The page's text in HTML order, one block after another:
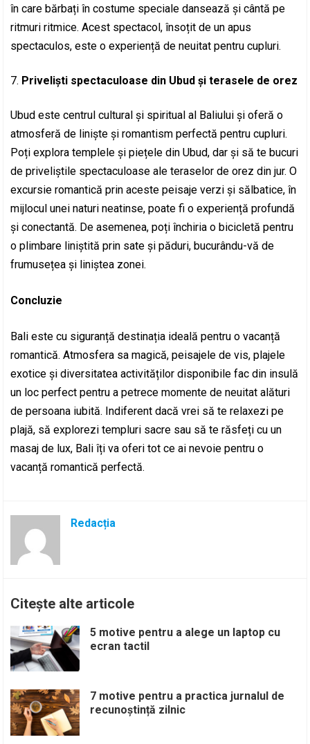
în care bărbați în costume speciale dansează și cântă pe
ritmuri ritmice. Acest spectacol, însoțit de un apus
spectaculos, este o experiență de neuitat pentru cupluri.
Priveliști spectaculoase din Ubud și terasele de orez
Ubud este centrul cultural și spiritual al Baliului și oferă o
atmosferă de liniște și romantism perfectă pentru cupluri.
Poți explora templele și piețele din Ubud, dar și să te bucuri
de priveliștile spectaculoase ale teraselor de orez din jur. O
excursie romantică prin aceste peisaje verzi și sălbatice, în
mijlocul unei naturi neatinse, poate fi o experiență profundă
și conectantă. De asemenea, poți închiria o bicicletă pentru
o plimbare liniștită prin sate și păduri, bucurându-vă de
frumusețea și liniștea zonei.
Concluzie
Bali este cu siguranță destinația ideală pentru o vacanță
romantică. Atmosfera sa magică, peisajele de vis, plajele
exotice și diversitatea activităților disponibile fac din insulă
un loc perfect pentru a petrece momente de neuitat alături
de persoana iubită. Indiferent dacă vrei să te relaxezi pe
plajă, să explorezi templuri sacre sau să te răsfeți cu un
masaj de lux, Bali îți va oferi tot ce ai nevoie pentru o
vacanță romantică perfectă.
Redacția
Citește alte articole
5 motive pentru a alege un laptop cu
ecran tactil
7 motive pentru a practica jurnalul de
recunoștință zilnic